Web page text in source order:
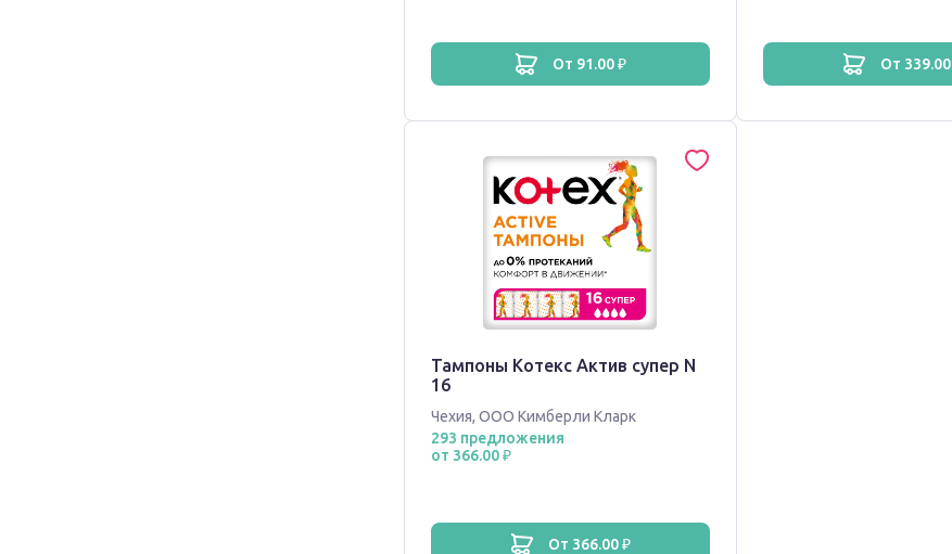
от 91.00 ₽ от
Тампоны Котекс Актив супер N
16
Чехия, ООО Кимберли Кларк
293 предложения
от 366.00 ₽
от 366.00 ₽